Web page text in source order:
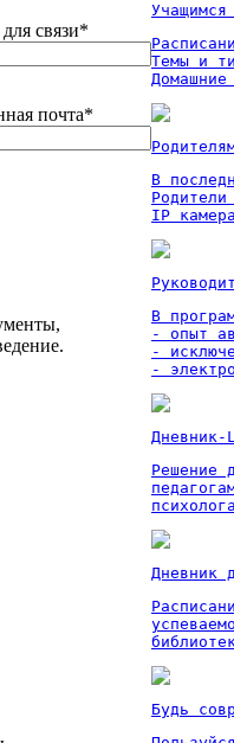
связи*
почта*
Темы и
Домашние
В
IP
В
- опыт
-
-
Дневник-
Решение
Дневник
Будь